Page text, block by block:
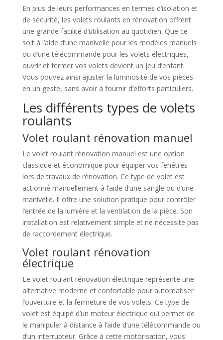
En plus de leurs performances en termes d’isolation et
de sécurité, les volets roulants en rénovation offrent
une grande facilité d’utilisation au quotidien. Que ce
soit à l’aide d’une manivelle pour les modèles manuels
ou d’une télécommande pour les volets électriques,
ouvrir et fermer vos volets devient un jeu d’enfant.
Vous pouvez ainsi ajuster la luminosité de vos pièces
en un geste, sans avoir à fournir d’efforts particuliers.
Les différents types de volets
roulants
Volet roulant rénovation manuel
Le volet roulant rénovation manuel est une option
classique et économique pour équiper vos fenêtres
lors de travaux de rénovation. Ce type de volet est
actionné manuellement à l’aide d’une sangle ou d’une
manivelle. Il offre une solution pratique pour contrôler
l’entrée de la lumière et la ventilation de la pièce. Son
installation est relativement simple et ne nécessite pas
de raccordement électrique.
Volet roulant rénovation
électrique
Le volet roulant rénovation électrique représente une
alternative moderne et confortable pour automatiser
l’ouverture et la fermeture de vos volets. Ce type de
volet est équipé d’un moteur électrique qui permet de
le manipuler à distance à l’aide d’une télécommande ou
d’un interrupteur. Grâce à cette motorisation, vous